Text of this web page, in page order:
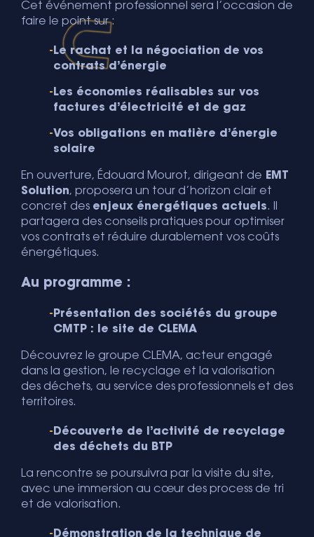
Cet événement professionnel sera l’occasion de
faire le point sur :
Le rachat et la négociation de vos
contrats d’énergie
Les économies réalisables sur vos
factures d’électricité et de gaz
Vos obligations en matière d’énergie
solaire
En ouverture, Édouard Mourot, dirigeant de EMT
Solution, proposera un tour d’horizon clair et
concret des enjeux énergétiques actuels. Il
partagera des conseils pratiques pour optimiser
vos contrats et réduire durablement vos coûts
énergétiques.
Au programme :
Présentation des sociétés du groupe
CMTP : le site de CLEMA
Découvrez le groupe CLEMA, acteur engagé
dans la gestion, le recyclage et la valorisation
des déchets, au service des professionnels et des
territoires.
Découverte de l’activité de recyclage
des déchets du BTP
La rencontre se poursuivra par la visite du site,
avec une immersion au cœur des process de tri
et de valorisation.
Démonstration de la technique de